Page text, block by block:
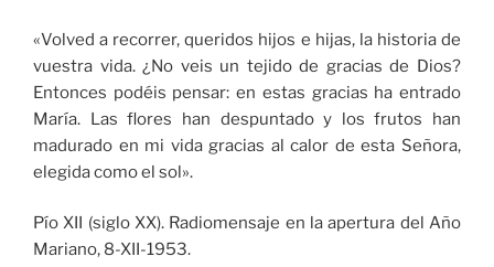
«Volved a recorrer, queridos hijos e hijas, la historia de
vuestra vida. ¿No veis un tejido de gracias de Dios?
Entonces podéis pensar: en estas gracias ha entrado
María. Las flores han despuntado y los frutos han
madurado en mi vida gracias al calor de esta Señora,
elegida como el sol».
Pío XII (siglo XX). Radiomensaje en la apertura del Año
Mariano, 8-XII-1953.